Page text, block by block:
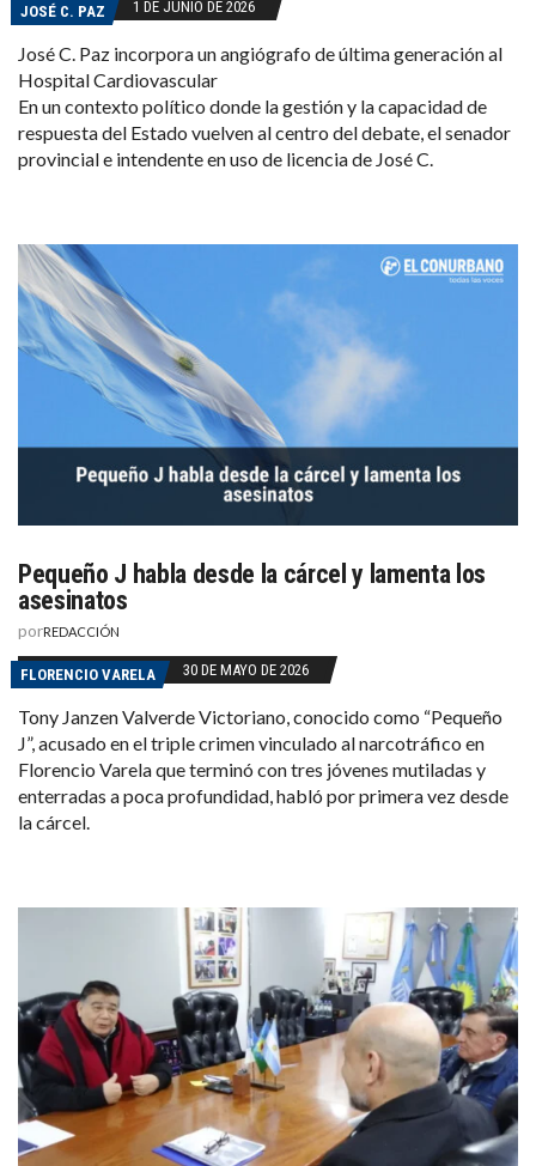
JOSÉ C. PAZ 1 DE JUNIO DE 2026
José C. Paz incorpora un angiógrafo de última generación al
Hospital Cardiovascular
En un contexto político donde la gestión y la capacidad de
respuesta del Estado vuelven al centro del debate, el senador
provincial e intendente en uso de licencia de José C.
Pequeño J habla desde la cárcel y lamenta los
asesinatos
porREDACCIÓN
FLORENCIO VARELA 30 DE MAYO DE 2026
Tony Janzen Valverde Victoriano, conocido como “Pequeño
J”, acusado en el triple crimen vinculado al narcotráfico en
Florencio Varela que terminó con tres jóvenes mutiladas y
enterradas a poca profundidad, habló por primera vez desde
la cárcel.